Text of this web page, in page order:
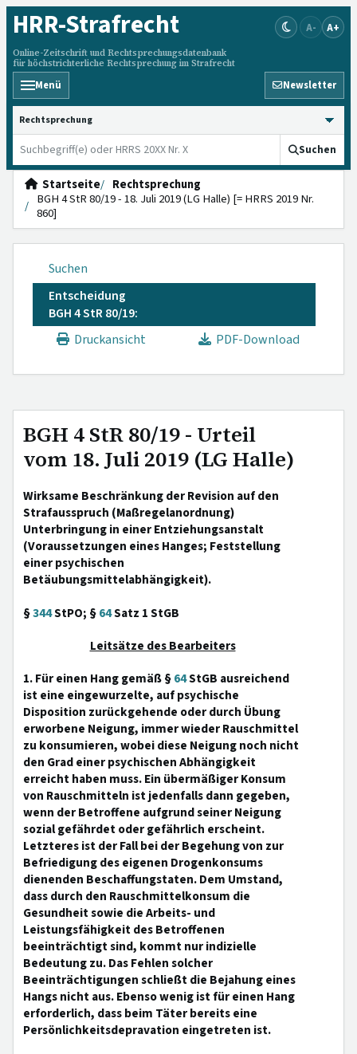
HRR-Strafrecht
Online-Zeitschrift und Rechtsprechungsdatenbank
für höchstrichterliche Rechtsprechung im Strafrecht
A- A+
Menü Newsletter
HRRS durchsuchen
Suchen
Startseite
Rechtsprechung
BGH 4 StR 80/19 - 18. Juli 2019 (LG Halle) [= HRRS 2019 Nr.
860]
Suchen
Entscheidung
BGH 4 StR 80/19:
Druckansicht
PDF-Download
BGH 4 StR 80/19 - Urteil
vom 18. Juli 2019 (LG Halle)
Wirksame Beschränkung der Revision auf den
Strafausspruch (Maßregelanordnung)
Unterbringung in einer Entziehungsanstalt
(Voraussetzungen eines Hanges; Feststellung
einer psychischen
Betäubungsmittelabhängigkeit).
§344StPO; §64Satz 1 StGB
Leitsätze des Bearbeiters
1. Für einen Hang gemäß §64StGB ausreichend
ist eine eingewurzelte, auf psychische
Disposition zurückgehende oder durch Übung
erworbene Neigung, immer wieder Rauschmittel
zu konsumieren, wobei diese Neigung noch nicht
den Grad einer psychischen Abhängigkeit
erreicht haben muss. Ein übermäßiger Konsum
von Rauschmitteln ist jedenfalls dann gegeben,
wenn der Betroffene aufgrund seiner Neigung
sozial gefährdet oder gefährlich erscheint.
Letzteres ist der Fall bei der Begehung von zur
Befriedigung des eigenen Drogenkonsums
dienenden Beschaffungstaten. Dem Umstand,
dass durch den Rauschmittelkonsum die
Gesundheit sowie die Arbeits- und
Leistungsfähigkeit des Betroffenen
beeinträchtigt sind, kommt nur indizielle
Bedeutung zu. Das Fehlen solcher
Beeinträchtigungen schließt die Bejahung eines
Hangs nicht aus. Ebenso wenig ist für einen Hang
erforderlich, dass beim Täter bereits eine
Persönlichkeitsdepravation eingetreten ist.